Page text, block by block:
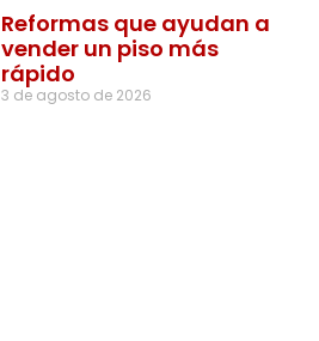
Reformas que ayudan a
vender un piso más
rápido
3 de agosto de 2026